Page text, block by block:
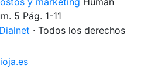
5 Pág. 1-11
· Todos los derechos